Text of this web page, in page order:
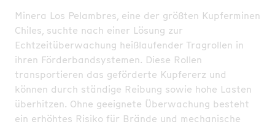
Minera Los Pelambres, eine der größten Kupferminen
Chiles, suchte nach einer Lösung zur
Echtzeitüberwachung heißlaufender Tragrollen in
ihren Förderbandsystemen. Diese Rollen
transportieren das geförderte Kupfererz und
können durch ständige Reibung sowie hohe Lasten
überhitzen. Ohne geeignete Überwachung besteht
ein erhöhtes Risiko für Brände und mechanische